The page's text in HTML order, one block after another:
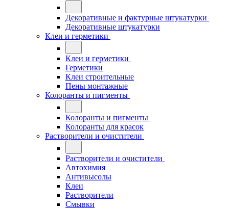
Декоративные и фактурные штукатурки
Декоративные штукатурки
Клеи и герметики
Клеи и герметики
Герметики
Клеи строительные
Пены монтажные
Колоранты и пигменты
Колоранты и пигменты
Колоранты для красок
Растворители и очистители
Растворители и очистители
Автохимия
Антивысолы
Клеи
Растворители
Смывки